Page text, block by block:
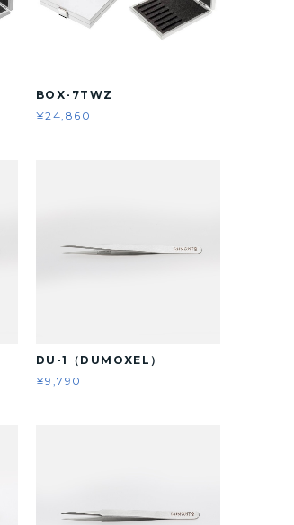
BOX-7TWZ
¥24,860
DU-1（DUMOXEL）
¥9,790